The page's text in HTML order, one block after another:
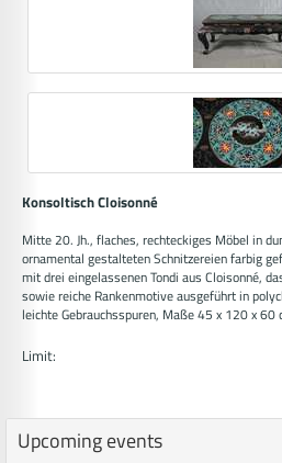
Konsoltisch Cloisonné
Mitte 20. Jh., flaches, rechteckiges Möbel in
ornamental gestalteten Schnitzereien farbig
mit drei eingelassenen Tondi aus Cloisonné,
sowie reiche Rankenmotive ausgeführt in
leichte Gebrauchsspuren, Maße 45 x 120 x 60
Limit:
Upcoming events